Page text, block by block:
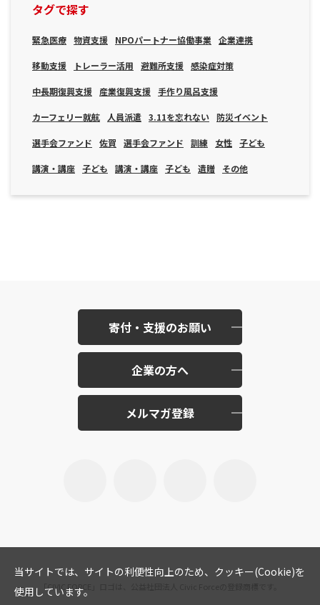
当サイトでは、サイトの利便性向上のため、クッキー(Cookie)を
使用しています。
タグで探す
緊急医療 物資支援 NPOパートナー協働事業 企業連携
移動支援 トレーラー活用 避難所支援 感染症対策
中長期復興支援 産業復興支援 手作り風呂支援
カーフェリー就航 人員派遣 3.11を忘れない 防災イベント
選手会ファンド 佐賀 選手会ファンド 訓練 女性 子ども
講演・講座 子ども 講演・講座 子ども 遺贈 その他
寄付・支援のお願い
企業の方へ
メルマガ登録
「CIVIC FORCE」ロゴは、公益社団法人 Civic Forceの登録商標です。